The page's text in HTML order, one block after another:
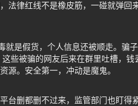
法律红线不是橡皮筋，一碰就弹回
就是假货，个人信息还被顺走。骗
些被骗的网友后来在群里吐槽，钱
源。安全第一，冲动是魔鬼。
台删都删不过来，监管部门也盯得